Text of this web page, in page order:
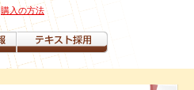
購入の方法